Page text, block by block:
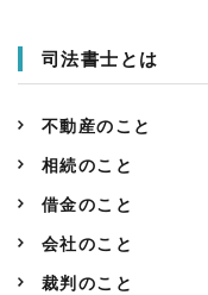
司法書士とは
不動産のこと
相続のこと
借金のこと
会社のこと
裁判のこと